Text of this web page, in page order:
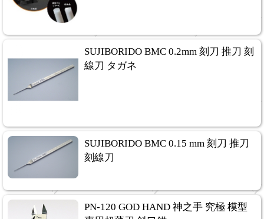
SUJIBORIDO BMC 0.2mm 刻刀 推刀 刻
線刀 タガネ
SUJIBORIDO BMC 0.15 mm 刻刀 推刀
刻線刀
PN-120 GOD HAND 神之手 究極 模型